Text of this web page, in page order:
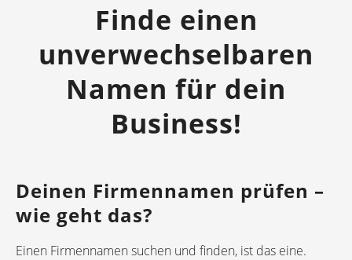
Finde einen
unverwechselbaren
Namen für dein
Business!
Deinen Firmennamen prüfen –
wie geht das?
Einen Firmennamen suchen und finden, ist das eine.